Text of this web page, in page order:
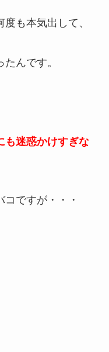
も本気出して、
んです。
も迷惑かけすぎな
ですが・・・